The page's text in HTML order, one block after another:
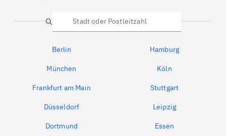
Suche
Berlin Hamburg
München Köln
Frankfurt am Main Stuttgart
Düsseldorf Leipzig
Dortmund Essen